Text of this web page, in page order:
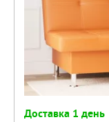
Доставка 1 день